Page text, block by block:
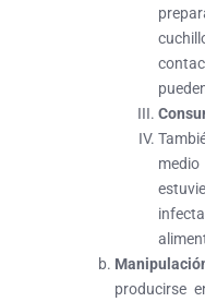
producirse